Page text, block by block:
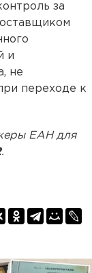
за
и
не
переходе к
ЕАН для
.